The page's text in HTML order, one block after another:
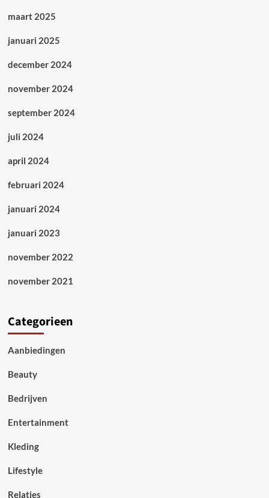
maart 2025
januari 2025
december 2024
november 2024
september 2024
juli 2024
april 2024
februari 2024
januari 2024
januari 2023
november 2022
november 2021
Categorieen
Aanbiedingen
Beauty
Bedrijven
Entertainment
Kleding
Lifestyle
Relaties